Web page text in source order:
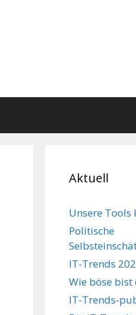
Aktuell
Unsere
Politische
IT-Trends
Wie böse bist
IT-Trends-